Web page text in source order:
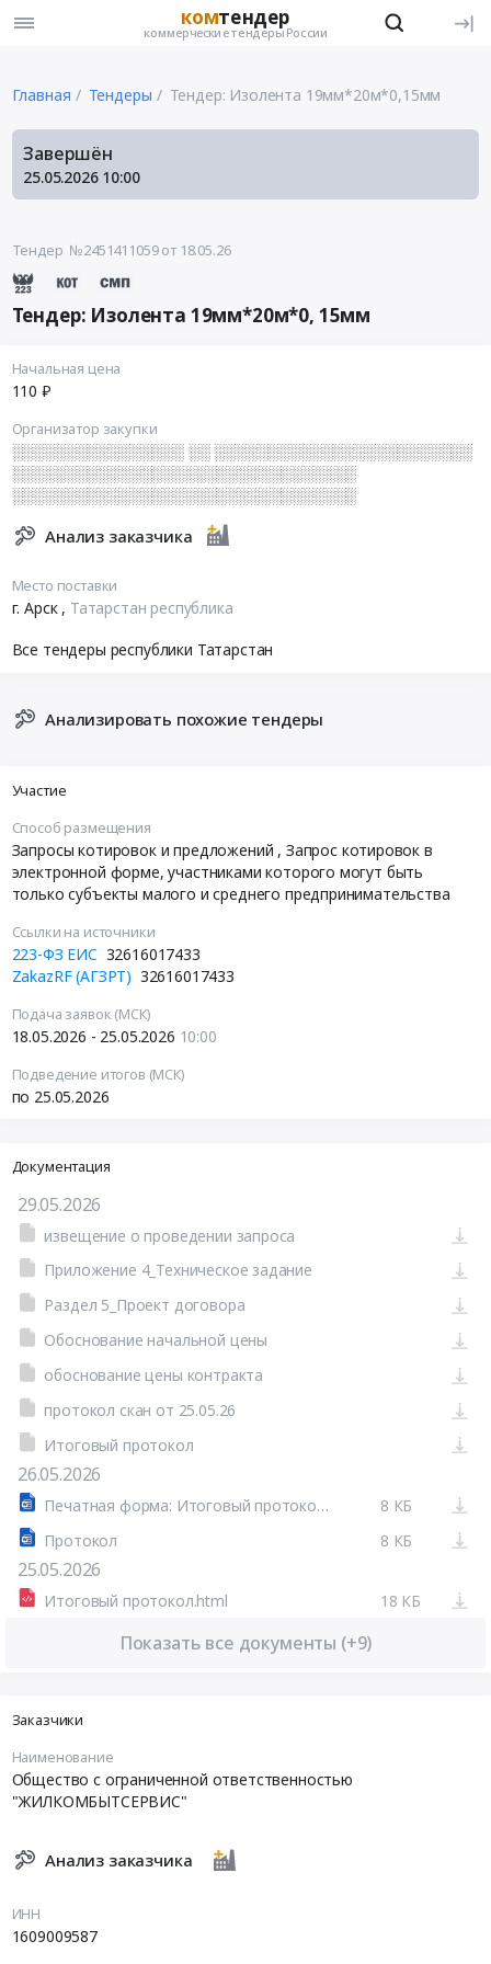
комтендер
коммерческие тендеры России
Главная Тендеры Тендер: Изолента 19мм*20м*0,15мм
Завершён
25.05.2026 10:00
Тендер №2451411059от 18.05.26
Тендер: Изолента 19мм*20м*0, 15мм
Начальная цена
110 ₽
Организатор закупки
░░░░░░░░░░░░░░░░ ░░ ░░░░░░░░░░░░░░░░░░░░░░░░
░░░░░░░░░░░░░░░░░░░░░░░░░░░░░░░░
░░░░░░░░░░░░░░░░░░░░░░░░░░░░░░░░
Анализ заказчика
Место поставки
г. Арск , Татарстан республика
Все тендеры республики Татарстан
Анализировать похожие тендеры
Участие
Способ размещения
Запросы котировок и предложений , Запрос котировок в
электронной форме, участниками которого могут быть
только субъекты малого и среднего предпринимательства
Ссылки на источники
223-ФЗ ЕИС 32616017433
ZakazRF (АГЗРТ) 32616017433
Подача заявок (МСК)
18.05.2026 - 25.05.2026 10:00
Подведение итогов (МСК)
по 25.05.2026
Документация
29.05.2026
извещение о проведении запроса
Приложение 4_Техническое задание
Раздел 5_Проект договора
Обоснование начальной цены
обоснование цены контракта
протокол скан от 25.05.26
Итоговый протокол
26.05.2026
Печатная форма: Итоговый протокол №32616017433-01
8 КБ
Протокол
8 КБ
25.05.2026
Итоговый протокол.html 18 КБ
Показать все документы (+9)
Заказчики
Наименование
Общество с ограниченной ответственностью
"ЖИЛКОМБЫТСЕРВИС"
Анализ заказчика
ИНН
1609009587